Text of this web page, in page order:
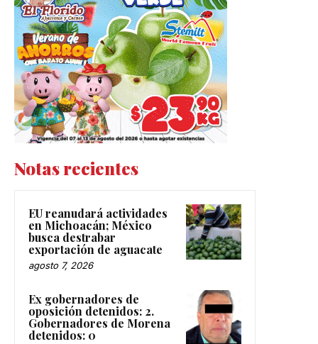
Notas recientes
EU reanudará actividades
en Michoacán; México
busca destrabar
exportación de aguacate
agosto 7, 2026
Ex gobernadores de
oposición detenidos: 2.
Gobernadores de Morena
detenidos: 0